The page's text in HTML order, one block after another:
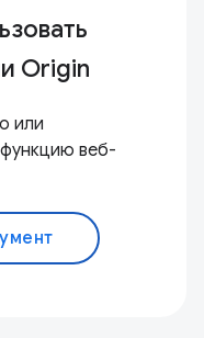
Origin
или
веб-